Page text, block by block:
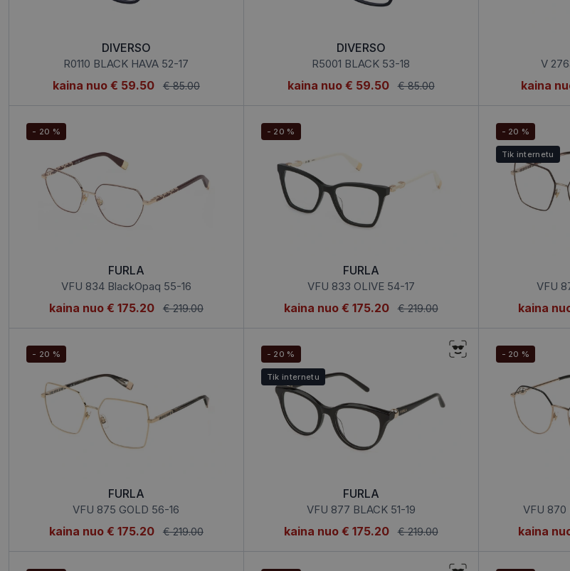
DIVERSO
R0110 BLACK HAVA 52-17
kaina nuo€ 59.50 € 85.00
DIVERSO
R5001 BLACK 53-18
kaina nuo€ 59.50 € 85.00
V
kaina
- 20 %
FURLA
VFU 834 BlackOpaq 55-16
kaina nuo€ 175.20 € 219.00
- 20 %
FURLA
VFU 833 OLIVE 54-17
kaina nuo€ 175.20 € 219.00
- 20 %
Tik internetu
VFU
kaina
- 20 %
FURLA
VFU 875 GOLD 56-16
kaina nuo€ 175.20 € 219.00
- 20 %
Tik internetu
FURLA
VFU 877 BLACK 51-19
kaina nuo€ 175.20 € 219.00
- 20 %
VFU 870
kaina